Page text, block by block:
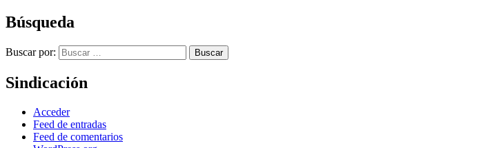
Búsqueda
Buscar por: Buscar
Sindicación
Acceder
Feed de entradas
Feed de comentarios